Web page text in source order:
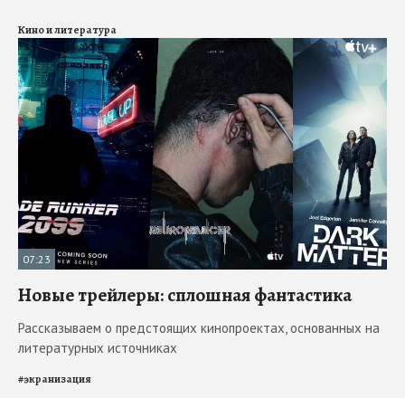
Кино и литература
07:23
Новые трейлеры: сплошная фантастика
Рассказываем о предстоящих кинопроектах, основанных на
литературных источниках
#экранизация